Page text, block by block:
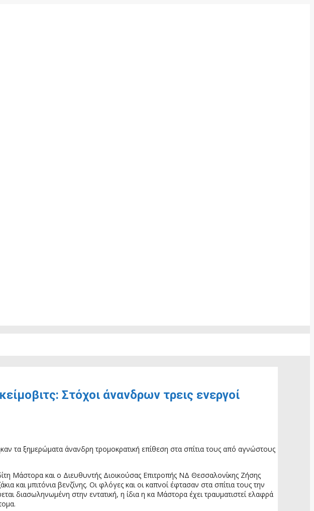
Στόχοι άνανδρων τρεις ενεργοί
τα ξημερώματα άνανδρη τρομοκρατική επίθεση στα σπίτια τους από αγνώστους
Μάστορα και ο Διευθυντής Διοικούσας Επιτροπής ΝΔ Θεσσαλονίκης Ζήσης
και μπιτόνια βενζίνης. Οι φλόγες και οι καπνοί έφτασαν στα σπίτια τους την
διασωληνωμένη στην εντατική, η ίδια η κα Μάστορα έχει τραυματιστεί ελαφρά